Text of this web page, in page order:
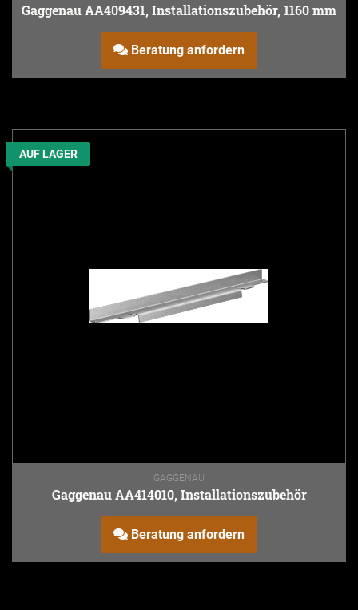
Gaggenau AA409431, Installationszubehör, 1160 mm
Beratung anfordern
AUF LAGER
GAGGENAU
Gaggenau AA414010, Installationszubehör
Beratung anfordern